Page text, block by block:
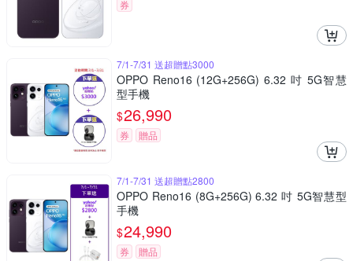
券
7/1-7/31 送超贈點3000
OPPO Reno16 (12G+256G) 6.32 吋 5G智慧
型手機
$26,990
券 贈品
7/1-7/31 送超贈點2800
OPPO Reno16 (8G+256G) 6.32 吋 5G智慧型
手機
$24,990
券 贈品